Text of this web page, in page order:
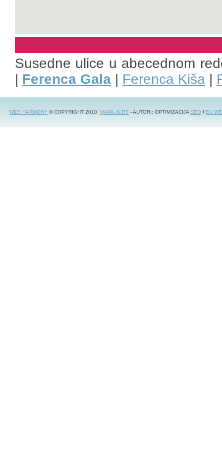
Susedne ulice u abecednom
| Ferenca Gala | Ferenca Kiša |
WEB HARMONY © COPYRIGHT 2010. MAPA.IN.RS - AUTORI: OPTIMIZACIJASEO I EU